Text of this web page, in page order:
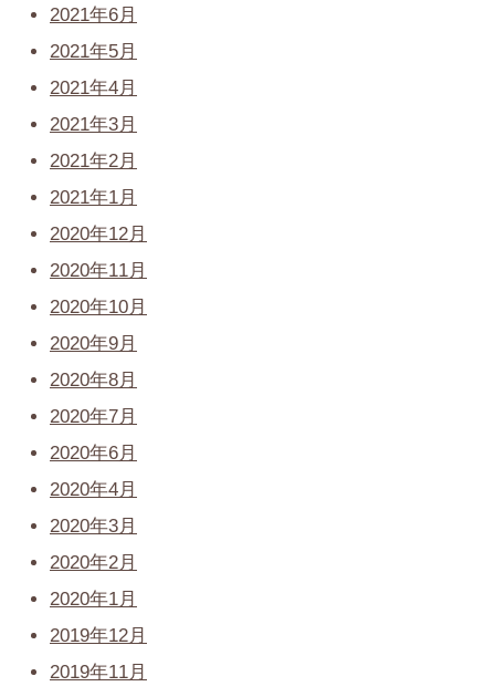
2021年6月
2021年5月
2021年4月
2021年3月
2021年2月
2021年1月
2020年12月
2020年11月
2020年10月
2020年9月
2020年8月
2020年7月
2020年6月
2020年4月
2020年3月
2020年2月
2020年1月
2019年12月
2019年11月